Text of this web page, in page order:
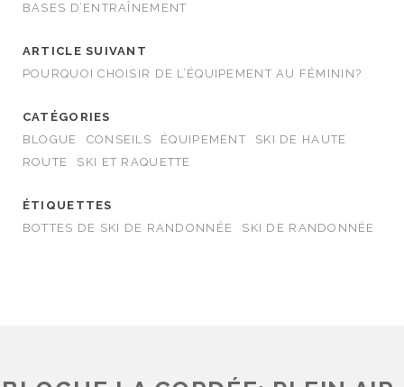
BASES D’ENTRAÎNEMENT
ARTICLE SUIVANT
POURQUOI CHOISIR DE L’ÉQUIPEMENT AU FÉMININ?
CATÉGORIES
BLOGUE
CONSEILS ÉQUIPEMENT
SKI DE HAUTE
ROUTE
SKI ET RAQUETTE
ÉTIQUETTES
BOTTES DE SKI DE RANDONNÉE
SKI DE RANDONNÉE